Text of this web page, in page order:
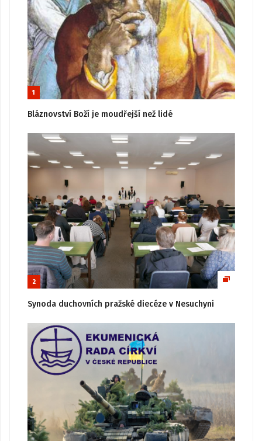
1
Bláznovství Boží je moudřejší než lidé
2
Synoda duchovních pražské diecéze v Nesuchyni